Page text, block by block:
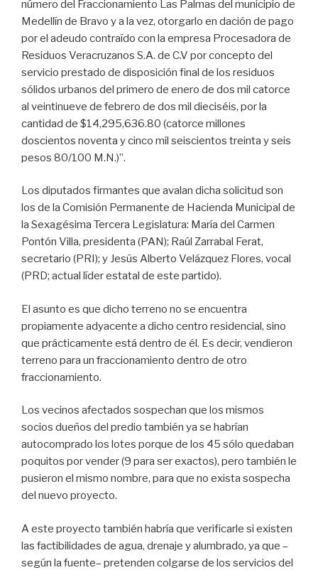
número del Fraccionamiento Las Palmas del municipio de
Medellín de Bravo y a la vez, otorgarlo en dación de pago
por el adeudo contraído con la empresa Procesadora de
Residuos Veracruzanos S.A. de C.V por concepto del
servicio prestado de disposición final de los residuos
sólidos urbanos del primero de enero de dos mil catorce
al veintinueve de febrero de dos mil dieciséis, por la
cantidad de $14,295,636.80 (catorce millones
doscientos noventa y cinco mil seiscientos treinta y seis
pesos 80/100 M.N.)”.
Los diputados firmantes que avalan dicha solicitud son
los de la Comisión Permanente de Hacienda Municipal de
la Sexagésima Tercera Legislatura: María del Carmen
Pontón Villa, presidenta (PAN); Raúl Zarrabal Ferat,
secretario (PRI); y Jesús Alberto Velázquez Flores, vocal
(PRD; actual líder estatal de este partido).
El asunto es que dicho terreno no se encuentra
propiamente adyacente a dicho centro residencial, sino
que prácticamente está dentro de él. Es decir, vendieron
terreno para un fraccionamiento dentro de otro
fraccionamiento.
Los vecinos afectados sospechan que los mismos
socios dueños del predio también ya se habrían
autocomprado los lotes porque de los 45 sólo quedaban
poquitos por vender (9 para ser exactos), pero también le
pusieron el mismo nombre, para que no exista sospecha
del nuevo proyecto.
A este proyecto también habría que verificarle si existen
las factibilidades de agua, drenaje y alumbrado, ya que –
según la fuente– pretenden colgarse de los servicios del